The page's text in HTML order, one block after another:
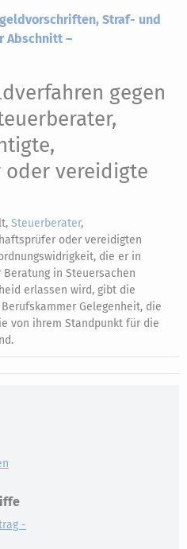
Straf- und
Abschnitt –
gegen
vereidigte
Steuerberater,
oder vereidigten
die er in
in Steuersachen
erlassen wird, gibt die
Gelegenheit, die
von ihrem Standpunkt für die
-